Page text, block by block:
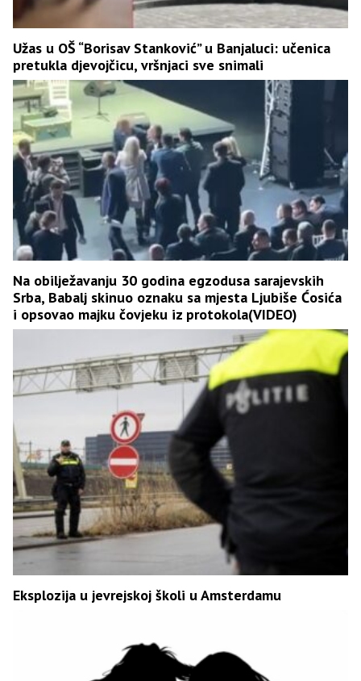
Užas u OŠ “Borisav Stanković” u Banjaluci: učenica
pretukla djevojčicu, vršnjaci sve snimali
Na obilježavanju 30 godina egzodusa sarajevskih
Srba, Babalj skinuo oznaku sa mjesta Ljubiše Ćosića
i opsovao majku čovjeku iz protokola(VIDEO)
Eksplozija u jevrejskoj školi u Amsterdamu